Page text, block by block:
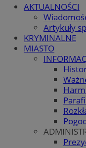
AKTUALNOŚCI
Artykuły
KRYMINALNE
MIASTO